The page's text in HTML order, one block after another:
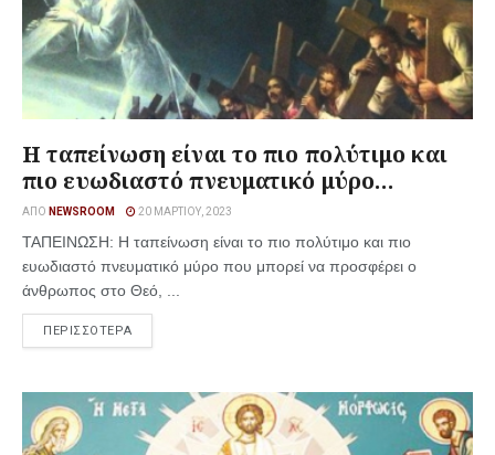
Η ταπείνωση είναι το πιο πολύτιμο και
πιο ευωδιαστό πνευματικό μύρο…
ΑΠΌ NEWSROOM 20 ΜΑΡΤΊΟΥ, 2023
ΤΑΠΕΙΝΩΣΗ: Η ταπείνωση είναι το πιο πολύτιμο και πιο
ευωδιαστό πνευματικό μύρο που μπορεί να προσφέρει ο
άνθρωπος στο Θεό, ...
ΠΕΡΙΣΣΟΤΕΡΑ